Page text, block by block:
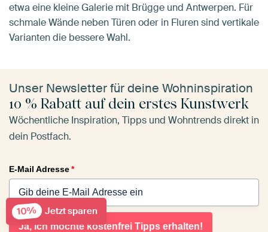
etwa eine kleine Galerie mit Brügge und Antwerpen. Für
schmale Wände neben Türen oder in Fluren sind vertikale
Varianten die bessere Wahl.
Unser Newsletter für deine Wohninspiration
10 % Rabatt auf dein erstes Kunstwerk
Wöchentliche Inspiration, Tipps und Wohntrends direkt in
dein Postfach.
E-Mail Adresse*
Ja, ich möchte kostenfrei Tipps erhalten!
10% Jetzt sparen